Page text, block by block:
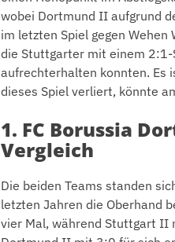
wobei Dortmund II aufgrund
im letzten Spiel gegen
die Stuttgarter mit einem 2:1-
aufrechterhalten konnten. Es
dieses Spiel verliert, könnte
1. FC Borussia
Vergleich
Die beiden Teams standen
letzten Jahren die Oberhand
vier Mal, während Stuttgart II